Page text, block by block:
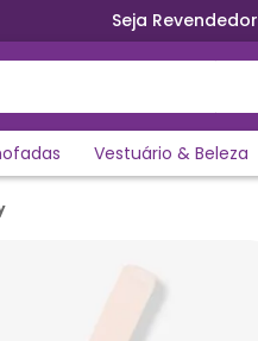
em até 12x sem jurosSeja Revendedor
Vestuário & Beleza